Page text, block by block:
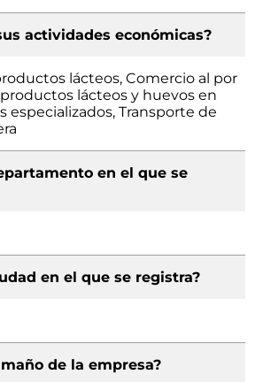
actividades económicas?
lácteos, Comercio al por
lácteos y huevos en
especializados, Transporte de
en el que se
en el que se registra?
de la empresa?